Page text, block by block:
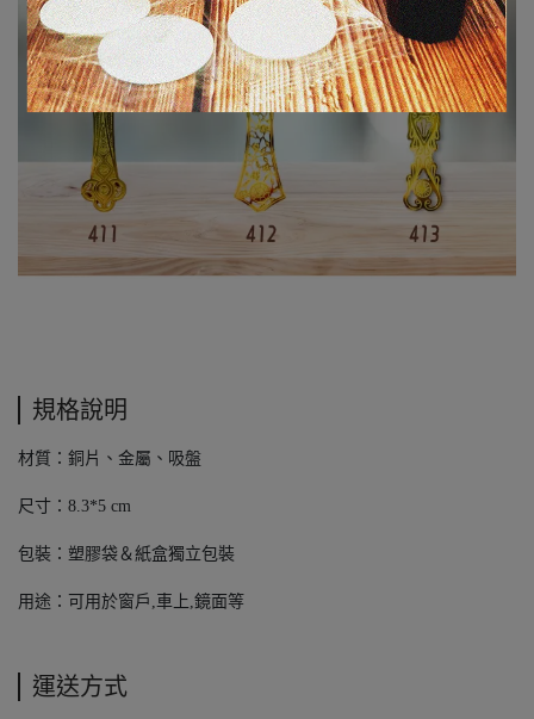
規格說明
材質：銅片、金屬、吸盤
尺寸：8.3*5 cm
包裝：塑膠袋＆紙盒獨立包裝
用途：可用於窗戶,車上,鏡面等
運送方式